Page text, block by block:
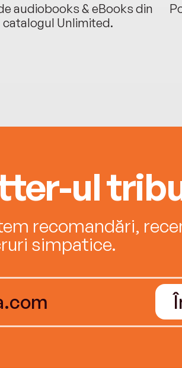
audiobooks & eBooks din
catalogul Unlimited.
ul
recomandări,
simpatice.